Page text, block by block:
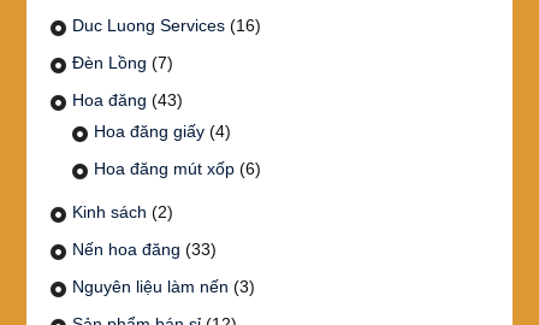
Duc Luong Services (16)
Đèn Lồng (7)
Hoa đăng (43)
Hoa đăng giấy (4)
Hoa đăng mút xốp (6)
Kinh sách (2)
Nến hoa đăng (33)
Nguyên liệu làm nến (3)